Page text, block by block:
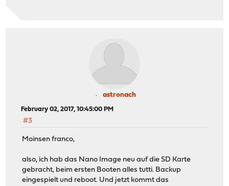
astronach
February 02, 2017, 10:45:00 PM
#3
Moinsen franco,
also, ich hab das Nano Image neu auf die SD Karte
gebracht, beim ersten Booten alles tutti. Backup
eingespielt und reboot. Und jetzt kommt das